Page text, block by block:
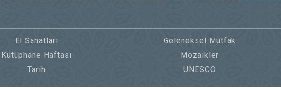
El Sanatları
Geleneksel Mutfak
Kütüphane Haftası
Mozaikler
Tarih UNESCO